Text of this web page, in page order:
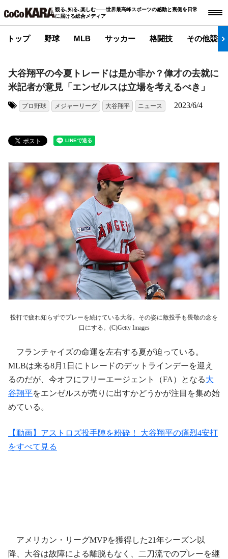
観る､知る､楽しむ――世界最高峰スポーツの感動と裏側を日常
に届ける総合メディア
トップ 野球 MLB サッカー 格闘技 その他競技
大谷翔平の今夏トレードは是か非か？偉才の去就に
米記者が意見「エンゼルスは立場を考えるべき」
プロ野球 メジャーリーグ 大谷翔平 ニュース 2023/6/4
投打で疲れ知らずでプレーを続けている大谷。その姿に敵投手も畏敬の念を
口にする。(C)Getty Images
フランチャイズの命運を左右する夏が迫っている。
MLBは来る8月1日にトレードのデットラインデーを迎え
るのだが、今オフにフリーエージェント（FA）となる大
谷翔平をエンゼルスが売りに出すかどうかが注目を集め始
めている。
【動画】アストロズ投手陣を粉砕！ 大谷翔平の痛烈4安打
をすべて見る
アメリカン・リーグMVPを獲得した21年シーズン以
降、大谷は故障による離脱もなく、二刀流でのプレーを継